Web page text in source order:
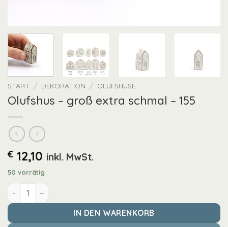
START / DEKORATION / OLUFSHUSE
Olufshus – groß extra schmal – 155
€ 12,10 inkl. MwSt.
50 vorrätig
Olufshus - groß extra schmal - 155 Menge
IN DEN WARENKORB